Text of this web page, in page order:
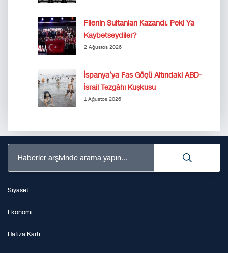
Filenin Sultanları Kazandı. Peki Ya
Kaybetseydiler?
2 Ağustos 2026
İspanya’ya Fas Göçü Altındaki ABD-
İsrail Tezgâhı Kuşkusu
1 Ağustos 2026
Haberler arşivinde arama yapın...
Siyaset
Ekonomi
Hafıza Kartı